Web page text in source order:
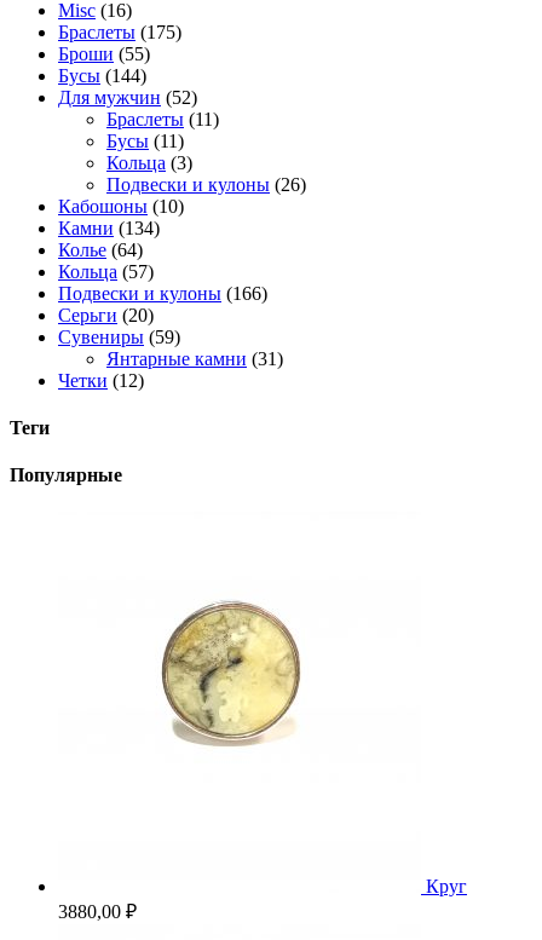
Misc (16)
Браслеты (175)
Броши (55)
Бусы (144)
Для мужчин (52)
Браслеты (11)
Бусы (11)
Кольца (3)
Подвески и кулоны (26)
Кабошоны (10)
Камни (134)
Колье (64)
Кольца (57)
Подвески и кулоны (166)
Серьги (20)
Сувениры (59)
Янтарные камни (31)
Четки (12)
Теги
Популярные
Круг
3880,00 ₽